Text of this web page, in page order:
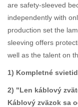
are safety-sleeved
independently with
production set the
sleeving offers
well as the talent on
1) Kompletné
2) "Len káblový
Káblový zväzok sa